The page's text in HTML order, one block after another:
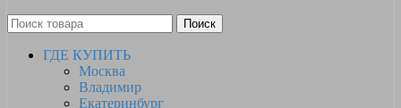
Поиск
ГДЕ КУПИТЬ
Москва
Владимир
Екатеринбург